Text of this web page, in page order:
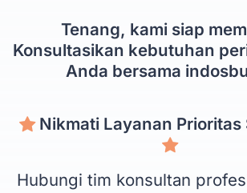
Tenang, kami siap
Konsultasikan kebutuhan
Anda bersama
Nikmati Layanan Prioritas
Hubungi tim konsultan